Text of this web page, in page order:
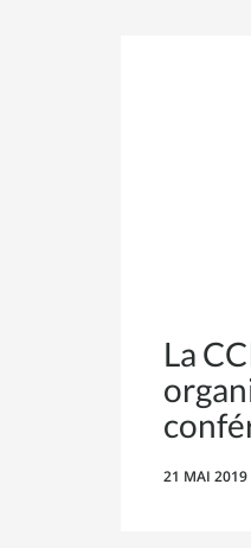
La
21 MAI 2019